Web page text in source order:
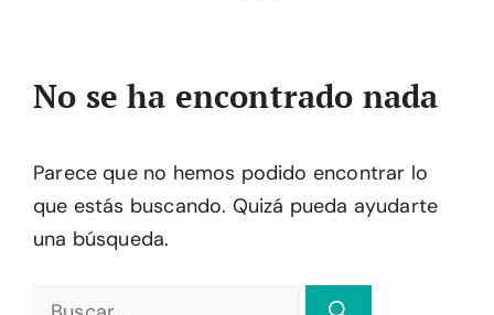
No se ha encontrado nada
Parece que no hemos podido encontrar lo
que estás buscando. Quizá pueda ayudarte
una búsqueda.
Buscar: